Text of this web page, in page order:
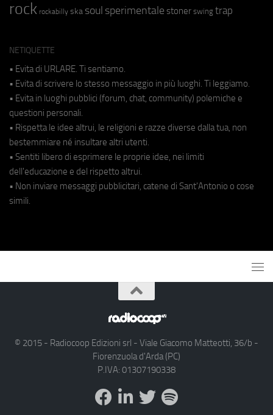
rock rockabilly ska soul sperimentale stoner swing trap
NETIQUETTE
• Evita di URLARE. Ti sentiamo.
• Evita di scrivere lo stesso messaggio in più luoghi. Ti leggiamo.
• Evita in luoghi pubblici (forum, chat, community) polemiche e
questioni personali.
• Rispetta le idee altrui, le religioni e razze diverse dalla tua, non
bestemmiare né insultare altri utenti.
• Sentiti libero di esprimere le proprie idee, nei limiti
dell'educazione e del rispetto altrui.
• Non inviare messaggi pubblicitari, catene di Sant'Antonio o cose
simili.
© 2015 - Radiocoop Edizioni srl - Viale Giacomo Matteotti, 36/b -
Fiorenzuola d'Arda (PC)
P.IVA: 01307190338